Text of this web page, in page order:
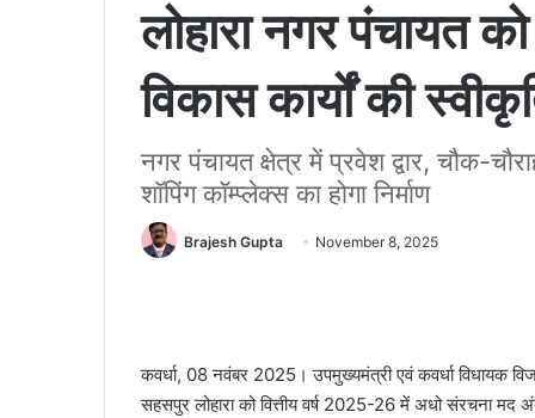
लोहारा नगर पंचायत
विकास कार्यों की
नगर पंचायत क्षेत्र में प्रवेश द्वार, चौक-
शॉपिंग कॉम्प्लेक्स का होगा निर्माण
Brajesh Gupta November 8, 2025
कवर्धा, 08 नवंबर 2025। उपमुख्यमंत्री एवं कवर्धा विधायक
सहसपुर लोहारा को वित्तीय वर्ष 2025-26 में अधो संरचना मद